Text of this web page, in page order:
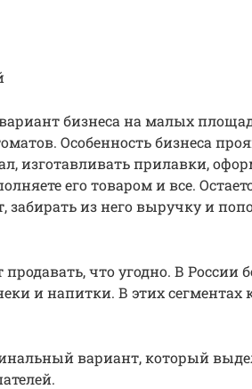
бизнеса на малых
Особенность бизнеса
изготавливать прилавки,
его товаром и все.
забирать из него выручку и
что угодно. В России
и напитки. В этих сегментах
вариант, который